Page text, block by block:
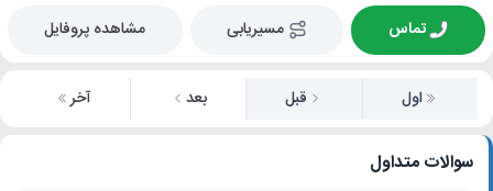
تماس مسیریابی مشاهده پروفایل
اول قبل بعد آخر
سوالات متداول